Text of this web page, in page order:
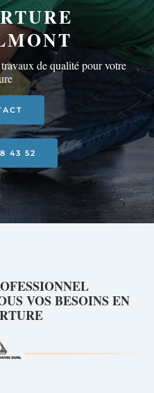
de qualité pour votre
43 52
VOS BESOINS EN